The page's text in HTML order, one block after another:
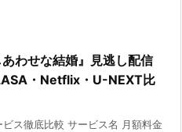
あわせな結婚』見逃し配信
・Netflix・U-NEXT比
ス徹底比較 サービス名 月額料金